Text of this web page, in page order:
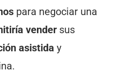
para negociar una
vender sus
asistida y